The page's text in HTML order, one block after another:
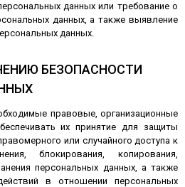
данных или требование о
данных, а также выявление
данных.
БЕЗОПАСНОСТИ
правовые, организационные
их принятие для защиты
или случайного доступа к
блокирования, копирования,
персональных данных, а также
в отношении персональных